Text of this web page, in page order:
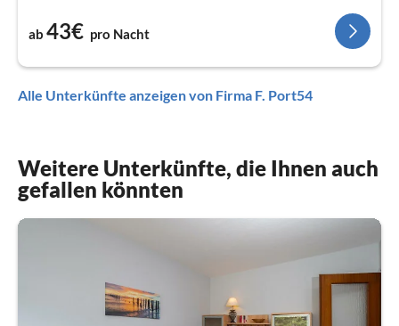
ab 43€ pro Nacht
Alle Unterkünfte anzeigen von Firma F. Port54
Weitere Unterkünfte, die Ihnen auch
gefallen könnten